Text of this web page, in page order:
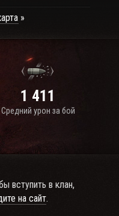
1 411
Средний урон за бой
вступить в клан,
на сайт.